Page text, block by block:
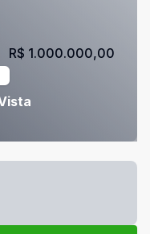
R$ 1.000.000,00